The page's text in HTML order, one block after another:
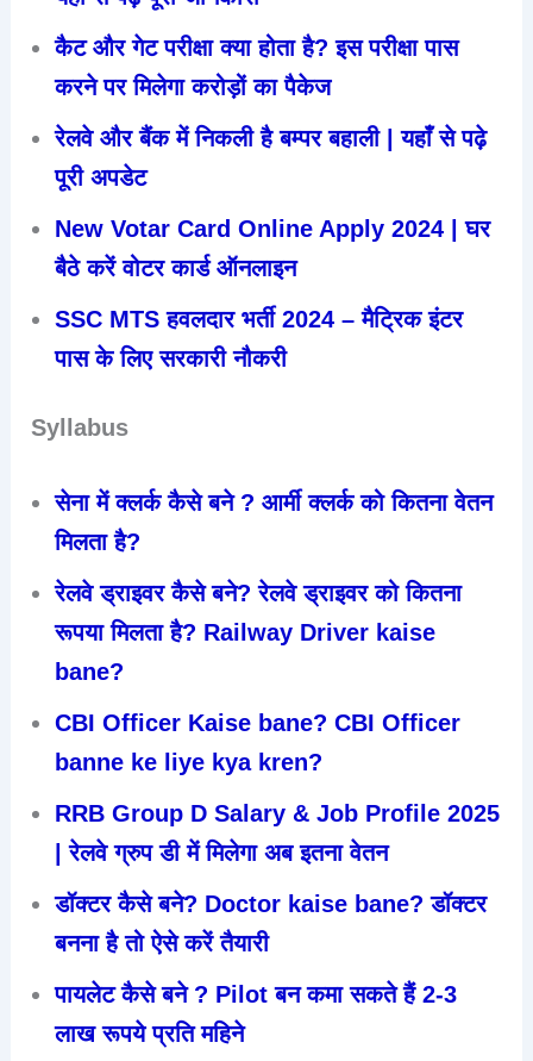
कैट और गेट परीक्षा क्या होता है? इस परीक्षा पास
करने पर मिलेगा करोड़ों का पैकेज
रेलवे और बैंक में निकली है बम्पर बहाली | यहाँ से पढ़े
पूरी अपडेट
New Votar Card Online Apply 2024 | घर
बैठे करें वोटर कार्ड ऑनलाइन
SSC MTS हवलदार भर्ती 2024 – मैट्रिक इंटर
पास के लिए सरकारी नौकरी
Syllabus
सेना में क्लर्क कैसे बने ? आर्मी क्लर्क को कितना वेतन
मिलता है?
रेलवे ड्राइवर कैसे बने? रेलवे ड्राइवर को कितना
रूपया मिलता है? Railway Driver kaise
bane?
CBI Officer Kaise bane? CBI Officer
banne ke liye kya kren?
RRB Group D Salary & Job Profile 2025
| रेलवे ग्रुप डी में मिलेगा अब इतना वेतन
डॉक्टर कैसे बने? Doctor kaise bane? डॉक्टर
बनना है तो ऐसे करें तैयारी
पायलेट कैसे बने ? Pilot बन कमा सकते हैं 2-3
लाख रूपये प्रति महिने